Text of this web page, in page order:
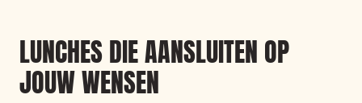
LUNCHES DIE AANSLUITEN OP
JOUW WENSEN